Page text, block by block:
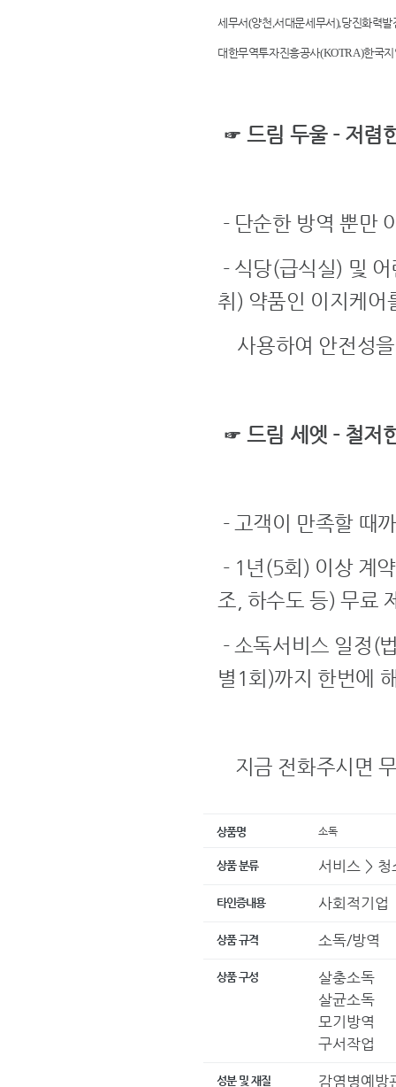
세무서(양천 ,서대문세무서), 당진화력발
대한무역투자진흥공사(KOTRA)한국
☞ 드림 두울 - 저렴
- 단순한 방역 뿐만
- 식당(급식실) 및
취) 약품인 이지케어
사용하여 안전성
☞ 드림 세엣 - 철저
- 고객이 만족할 때
- 1년(5회) 이상 계
조, 하수도 등) 무료
- 소독서비스 일정(
별1회)까지 한번에
지금 전화주시면
상품명 소독
상품 분류 서비스 >
타인증내용 사회적기
상품 규격 소독/방역
상품 구성
살충소독
살균소독
모기방역
구서작업
성분 및 재질 감염병예방